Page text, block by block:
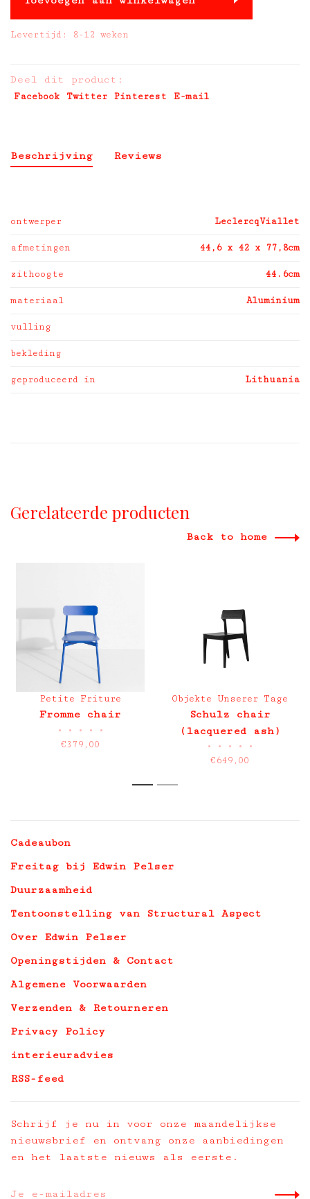
Levertijd: 8-12 weken
Deel dit product:
Facebook Twitter Pinterest E-mail
Beschrijving Reviews
ontwerper LeclercqViallet
afmetingen 44,6 x 42 x 77,8cm
zithoogte 44.6cm
materiaal Aluminium
vulling
bekleding
geproduceerd in Lithuania
Gerelateerde producten
Back to home
Petite Friture
Fromme chair
• • • • •
€379,00
Objekte Unserer Tage
Schulz chair
(lacquered ash)
• • • • •
€649,00
1 2
Cadeaubon
Freitag bij Edwin Pelser
Duurzaamheid
Tentoonstelling van Structural Aspect
Over Edwin Pelser
Openingstijden & Contact
Algemene Voorwaarden
Verzenden & Retourneren
Privacy Policy
interieuradvies
RSS-feed
Schrijf je nu in voor onze maandelijkse
nieuwsbrief en ontvang onze aanbiedingen
en het laatste nieuws als eerste.